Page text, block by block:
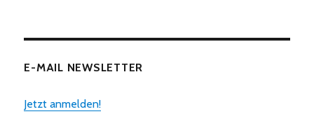
E-MAIL NEWSLETTER
Jetzt anmelden!